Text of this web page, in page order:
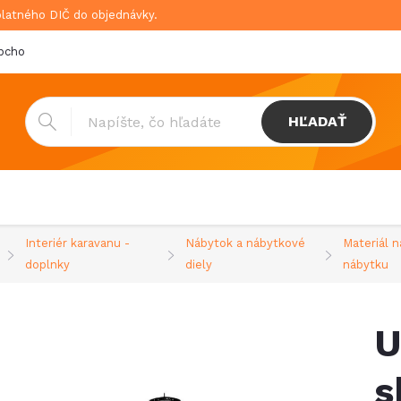
DIČ do objednávky.
podmienky
HĽADAŤ
Interiér karavanu -
doplnky
Nábytok a nábytkové
diely
Materiál
nábytku